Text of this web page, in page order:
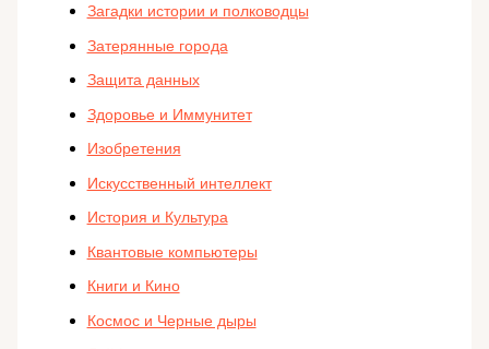
Загадки истории и полководцы
Затерянные города
Защита данных
Здоровье и Иммунитет
Изобретения
Искусственный интеллект
История и Культура
Квантовые компьютеры
Книги и Кино
Космос и Черные дыры